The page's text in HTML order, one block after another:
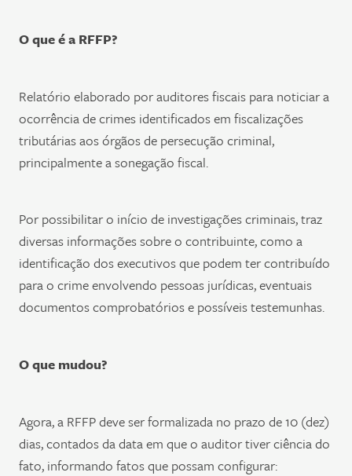
O que é a RFFP?
Relatório elaborado por auditores fiscais para noticiar a
ocorrência de crimes identificados em fiscalizações
tributárias aos órgãos de persecução criminal,
principalmente a sonegação fiscal.
Por possibilitar o início de investigações criminais, traz
diversas informações sobre o contribuinte, como a
identificação dos executivos que podem ter contribuído
para o crime envolvendo pessoas jurídicas, eventuais
documentos comprobatórios e possíveis testemunhas.
O que mudou?
Agora, a RFFP deve ser formalizada no prazo de 10 (dez)
dias, contados da data em que o auditor tiver ciência do
fato, informando fatos que possam configurar: